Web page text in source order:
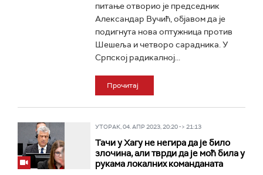
питање отворио је председник
Александар Вучић, објавом да је
подигнута нова оптужница против
Шешеља и четворо сарадника. У
Српској радикалној...
Прочитај
УТОРАК, 04. АПР 2023, 20:20 -> 21:13
Тачи у Хагу не негира да је било
злочина, али тврди да је моћ била у
рукама локалних команданата